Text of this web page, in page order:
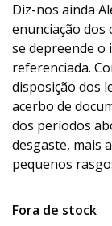
Diz-nos ainda
enunciação dos
se depreende o
referenciada.
disposição dos
acerbo de
dos períodos
desgaste, mais
pequenos
Fora de stock